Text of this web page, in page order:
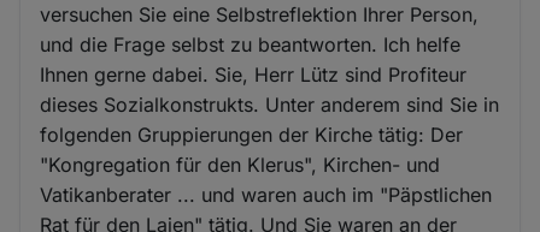
versuchen Sie eine Selbstreflektion Ihrer Person,
und die Frage selbst zu beantworten. Ich helfe
Ihnen gerne dabei. Sie, Herr Lütz sind Profiteur
dieses Sozialkonstrukts. Unter anderem sind Sie in
folgenden Gruppierungen der Kirche tätig: Der
"Kongregation für den Klerus", Kirchen- und
Vatikanberater ... und waren auch im "Päpstlichen
Rat für den Laien" tätig. Und Sie waren an der